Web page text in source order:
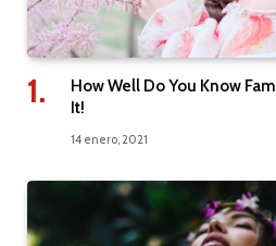
How Well Do You Know
It!
14 enero, 2021